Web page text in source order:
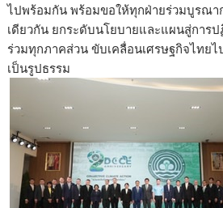
ไปพร้อมกัน พร้อมขอให้ทุกฝ่ายร่วมบูรณา
เดียวกัน ยกระดับนโยบายและแผนสู่การ
ร่วมทุกภาคส่วน ขับเคลื่อนเศรษฐกิจไทย
เป็นรูปธรรม